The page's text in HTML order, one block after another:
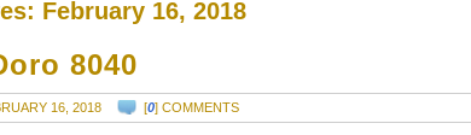
February 16, 2018
8040
16, 2018 [0] COMMENTS